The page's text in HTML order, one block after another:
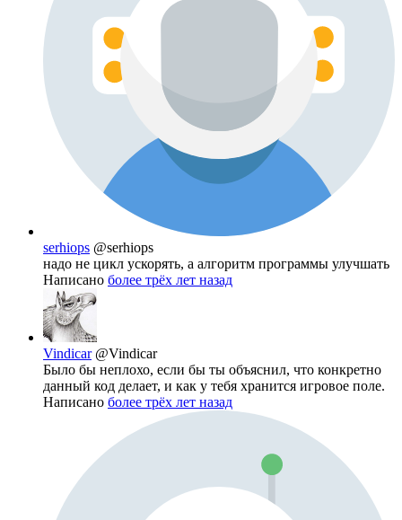
serhiops @serhiops
надо не цикл ускорять, а алгоритм программы улучшать
Написано более трёх лет назад
Vindicar @Vindicar
Было бы неплохо, если бы ты объяснил, что конкретно
данный код делает, и как у тебя хранится игровое поле.
Написано более трёх лет назад